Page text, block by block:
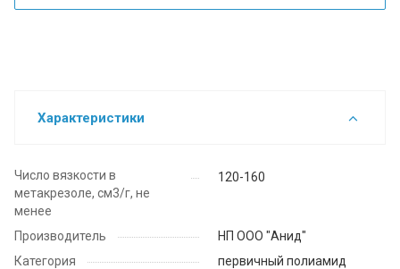
Характеристики
Число вязкости в
метакрезоле, см3/г, не
менее
120-160
Производитель
НП ООО "Анид"
Категория
первичный полиамид